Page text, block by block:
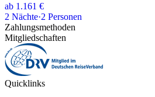
ab 1.161 €
2 Nächte·2 Personen
Zahlungsmethoden
Mitgliedschaften
Quicklinks